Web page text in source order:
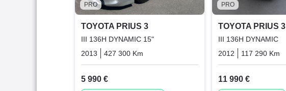
PRO
TOYOTA PRIUS 3
III 136H DYNAMIC 15"
2013
427 300 Km Hybrid_essence_electric
5 990 €
PRO
TOYOTA PRIUS 3
III 136H DYNAMIC
2012
117 290 Km
11 990 €